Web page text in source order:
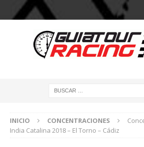
INICIO CONCENTRACIONES
India Catalina 2018 – El Torno – Cádiz